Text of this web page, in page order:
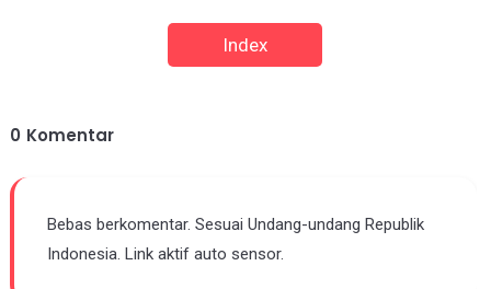
Index
0 Komentar
Bebas berkomentar. Sesuai Undang-undang Republik
Indonesia. Link aktif auto sensor.